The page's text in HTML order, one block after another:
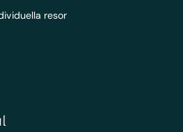
resor